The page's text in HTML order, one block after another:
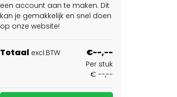
een account aan te maken. Dit
kan je gemakkelijk en snel doen
op onze website!
Totaal excl.BTW €--,--
Per stuk
€ --,--